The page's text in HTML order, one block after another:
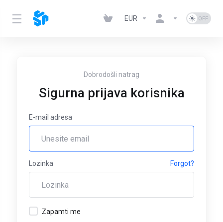
EUR
Dobrodošli natrag
Sigurna prijava korisnika
E-mail adresa
Lozinka Forgot?
Zapamti me